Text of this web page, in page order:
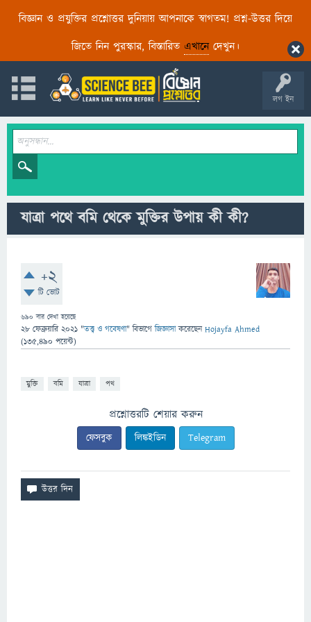
বিজ্ঞান ও প্রযুক্তির প্রশ্নোত্তর দুনিয়ায় আপনাকে স্বাগতম! প্রশ্ন-উত্তর দিয়ে
জিতে নিন পুরস্কার, বিস্তারিত এখানেদেখুন।
লগ ইন
যাত্রা পথে বমি থেকে মুক্তির উপায় কী কী?
+2
টি ভোট
690 বার দেখা হয়েছে
28 ফেব্রুয়ারি 2021 "তত্ত্ব ও গবেষণা" বিভাগে জিজ্ঞাসাকরেছেনHojayfa Ahmed
(135,490 পয়েন্ট)
মুক্তি বমি যাত্রা পথ
প্রশ্নোত্তরটি শেয়ার করুন
ফেসবুক লিঙ্কইডিন Telegram